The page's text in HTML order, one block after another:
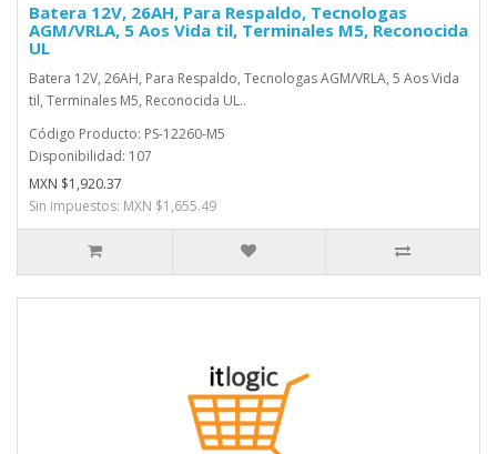
Batera 12V, 26AH, Para Respaldo, Tecnologas
AGM/VRLA, 5 Aos Vida til, Terminales M5, Reconocida
UL
Batera 12V, 26AH, Para Respaldo, Tecnologas AGM/VRLA, 5 Aos Vida
til, Terminales M5, Reconocida UL..
Código Producto: PS-12260-M5
Disponibilidad: 107
MXN $1,920.37
Sin impuestos: MXN $1,655.49